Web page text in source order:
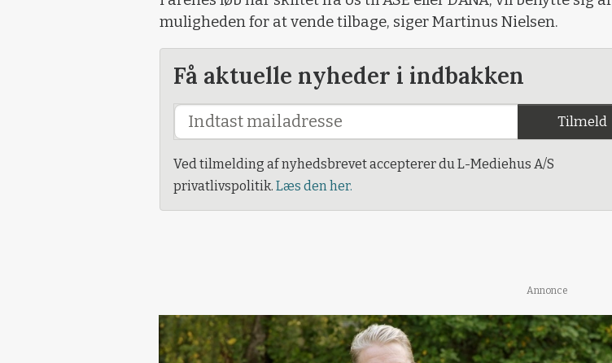
muligheden for at vende tilbage, siger Martinus Nielsen.
Få aktuelle nyheder i indbakken
Tilmeld
Ved tilmelding af nyhedsbrevet accepterer du L-Mediehus A/S
privatlivspolitik. Læs den her.
Annonce